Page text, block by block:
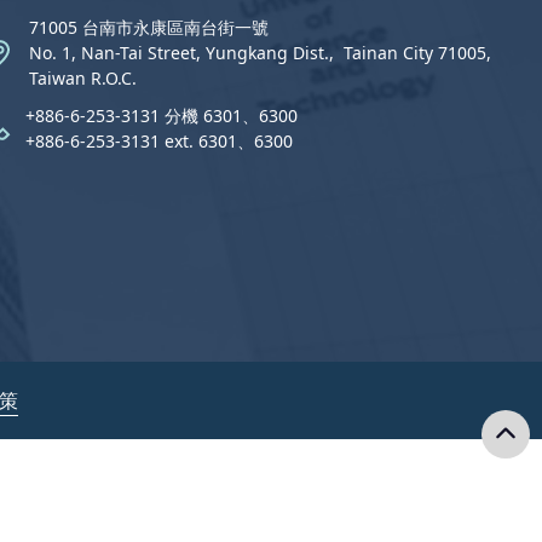
71005 台南市永康區南台街一號
No. 1, Nan-Tai Street, Yungkang Dist.,  Tainan City 71005,
Taiwan R.O.C.
+886-6-253-3131 分機 6301、6300
+886-6-253-3131 ext. 6301、6300